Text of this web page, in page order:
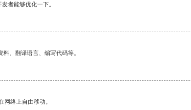
者能够优化一下。
、翻译语言、编写代码等。
络上自由移动。